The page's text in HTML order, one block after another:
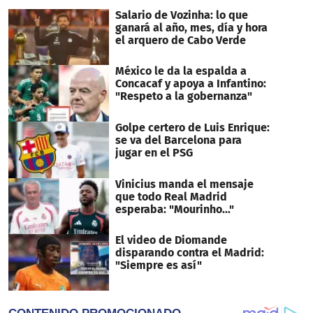
Salario de Vozinha: lo que
ganará al año, mes, día y hora
el arquero de Cabo Verde
México le da la espalda a
Concacaf y apoya a Infantino:
"Respeto a la gobernanza"
Golpe certero de Luis Enrique:
se va del Barcelona para
jugar en el PSG
Vinicius manda el mensaje
que todo Real Madrid
esperaba: "Mourinho..."
El video de Diomande
disparando contra el Madrid:
"Siempre es así"